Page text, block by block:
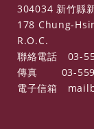
304034 新竹縣
178 Chung-
R.O.C.
聯絡電話
03-
傳真
03-
電子信箱